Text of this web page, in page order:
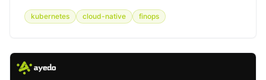
kubernetes cloud-native finops